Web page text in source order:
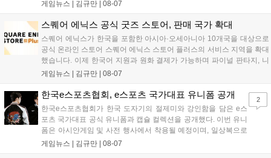
세한 정보는 공식 커뮤니티에서 확인 가능하다....
게임뉴스 | 김규만 08-07
스퀘어 에닉스 공식 굿즈 스토어, 판매 국가 확대
스퀘어 에닉스가 한국을 포함한 아시아·오세아니아 10개국을 대상으로
공식 온라인 스토어 스퀘어 에닉스 스토어 플러스의 서비스 지역을 확대
했습니다. 이제 한국어 지원과 원화 결제가 가능하며 파이널 판타지, 니
어 등 주요 게임의 피규어, 굿즈를 구매할 수 있습니다. 신상품이 순차적
용 가능합니다....
게임뉴스 | 김규만 08-07
한국e스포츠협회, e스포츠 국가대표 유니폼 공개
한국e스포츠협회가 한국 도자기의 절제미와 강인함을 담은 e스
포츠 국가대표 공식 유니폼과 캡슐 컬렉션을 공개했다. 이번 유니
폼은 아시안게임 및 사전 행사에서 착용될 예정이며, 일상복으로
구성된 컬렉션은 오는 8월 28일부터 골스튜디오 공식 홈페이지
게임뉴스 | 김규만 08-07
2